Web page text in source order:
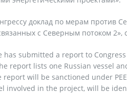
доклад по мерам против
с Северным потоком 2»,
submitted a report to
report lists one Russian vessel
will be sanctioned under
involved in the project, will be